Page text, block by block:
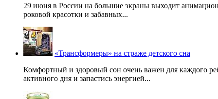
29 июня в России на большие экраны выходит
роковой красотки и забавных...
«Трансформеры» на страже детского сна
Комфортный и здоровый сон очень важен для каждого
активного дня и запастись энергией...